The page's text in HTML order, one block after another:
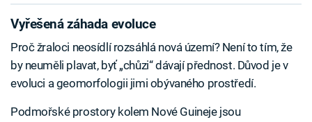
Vyřešená záhada evoluce
Proč žraloci neosídlí rozsáhlá nová území? Není to tím, že
by neuměli plavat, byť „chůzi“ dávají přednost. Důvod je v
evoluci a geomorfologii jimi obývaného prostředí.
Podmořské prostory kolem Nové Guineje jsou